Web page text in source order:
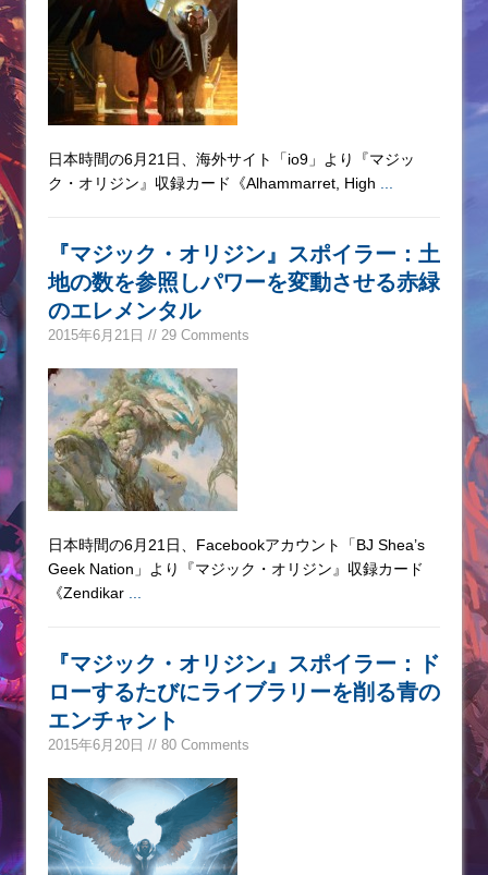
日本時間の6月21日、海外サイト「io9」より『マジッ
ク・オリジン』収録カード《Alhammarret, High
『マジック・オリジン』スポイラー：土
地の数を参照しパワーを変動させる赤緑
のエレメンタル
2015年6月21日 // 29 Comments
日本時間の6月21日、Facebookアカウント「BJ Shea’s
Geek Nation」より『マジック・オリジン』収録カード
《Zendikar
『マジック・オリジン』スポイラー：ド
ローするたびにライブラリーを削る青の
エンチャント
2015年6月20日 // 80 Comments